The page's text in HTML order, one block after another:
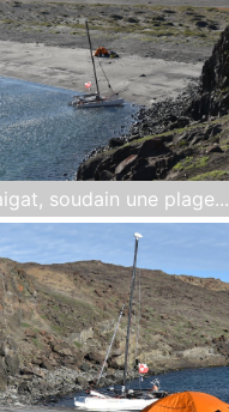
soudain une plage...